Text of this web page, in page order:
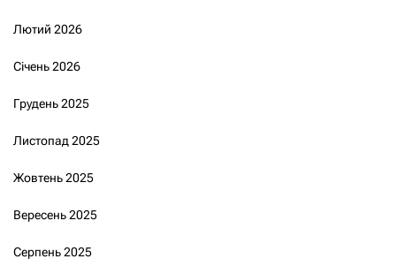
Лютий 2026
Січень 2026
Грудень 2025
Листопад 2025
Жовтень 2025
Вересень 2025
Серпень 2025